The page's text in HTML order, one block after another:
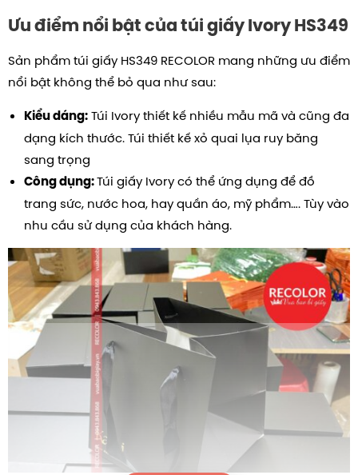
Ưu điểm nổi bật của túi giấy Ivory HS349
Sản phẩm túi giấy HS349 RECOLOR mang những ưu điểm
nổi bật không thể bỏ qua như sau:
Kiểu dáng: Túi Ivory thiết kế nhiều mẫu mã và cũng đa
dạng kích thước. Túi thiết kế xỏ quai lụa ruy băng
sang trọng
Công dụng:Túi giấy Ivory có thể ứng dụng để đồ
trang sức, nước hoa, hay quần áo, mỹ phẩm…. Tùy vào
nhu cầu sử dụng của khách hàng.